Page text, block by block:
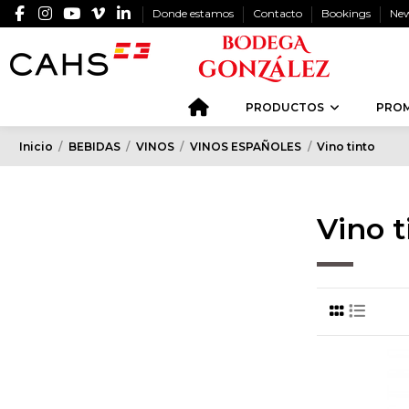
Donde estamos Contacto Bookings
PRODUCTOS
Inicio BEBIDAS VINOS VINOS ESPAÑOLES Vino tinto
Vino